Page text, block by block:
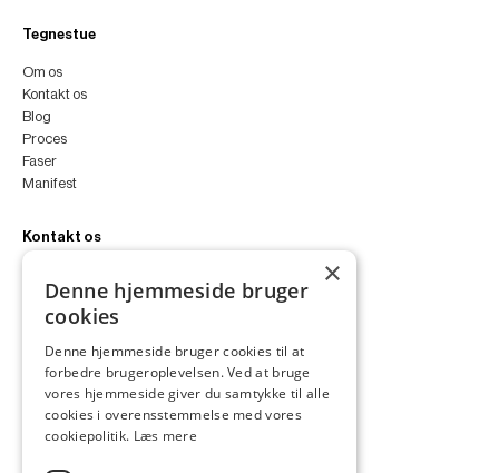
Tegnestue
Om os
Kontakt os
Blog
Proces
Faser
Manifest
Kontakt os
+45 4252 0011
VA11a
2300 København S
Instagram
LinkedIn
×
Denne hjemmeside bruger
cookies
Denne hjemmeside bruger cookies til at
forbedre brugeroplevelsen. Ved at bruge
vores hjemmeside giver du samtykke til alle
cookies i overensstemmelse med vores
cookiepolitik. Læs mere